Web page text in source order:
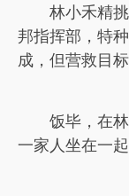
林小禾精
邦指挥部，特
成，但营救目
饭毕，在
一家人坐在一起